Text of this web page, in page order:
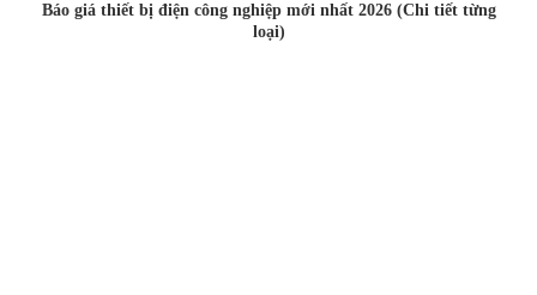
Báo giá thiết bị điện công nghiệp mới nhất 2026 (Chi tiết từng
loại)